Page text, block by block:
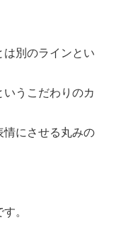
別のラインとい
うこだわりのカ
にさせる丸みの
。